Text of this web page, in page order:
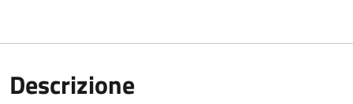
Descrizione